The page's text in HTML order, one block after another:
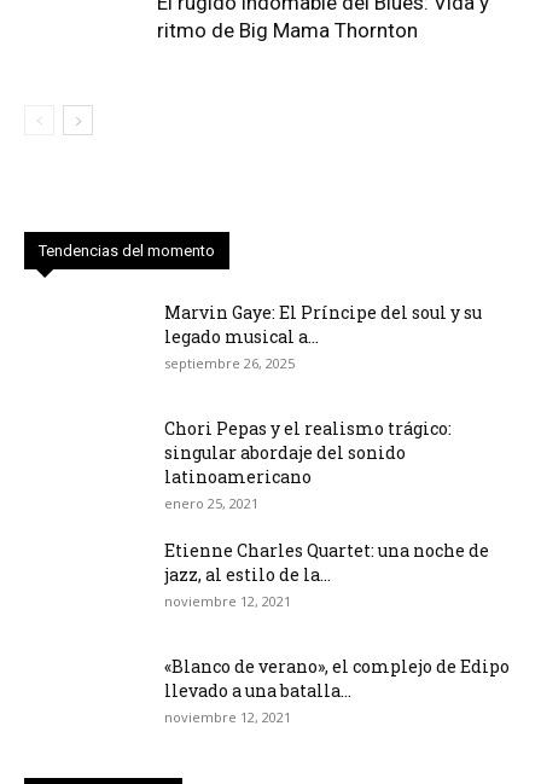
ritmo de Big Mama Thornton
Tendencias del momento
Marvin Gaye: El Príncipe del soul y su
legado musical a...
septiembre 26, 2025
Chori Pepas y el realismo trágico:
singular abordaje del sonido
latinoamericano
enero 25, 2021
Etienne Charles Quartet: una noche de
jazz, al estilo de la...
noviembre 12, 2021
«Blanco de verano», el complejo de Edipo
llevado a una batalla...
noviembre 12, 2021